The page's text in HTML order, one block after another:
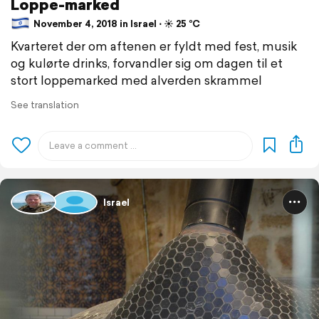
Loppe-marked
November 4, 2018 in Israel ⋅ ☀️ 25 °C
Kvarteret der om aftenen er fyldt med fest, musik
og kulørte drinks, forvandler sig om dagen til et
stort loppemarked med alverden skrammel
See translation
Israel